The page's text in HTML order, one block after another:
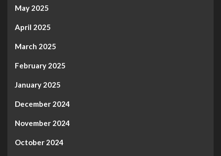
May 2025
April 2025
March 2025
February 2025
January 2025
December 2024
November 2024
October 2024